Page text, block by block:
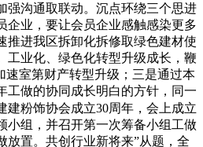
强沟通取联动。沉点环绕三个思进
企业，要让会员企业感触感染更多
推进我区拆卸化拆修取绿色建材使
工业化、绿色化转型升级成长，鞭
速室第财产转型升级；三是通过本
工做的协同成长明白的方针，同一
建粉饰协会成立30周年，会上成立
小组，并召开第一次筹备小组工做
放置。共创行业新将来”从题，全